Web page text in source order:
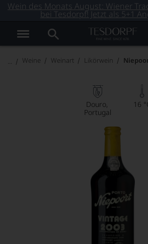
Wein des Monats August: Wiener
bei Tesdorpf! Jetzt als 5+1
Weine Weinart Likörwein
Douro
Portugal
16